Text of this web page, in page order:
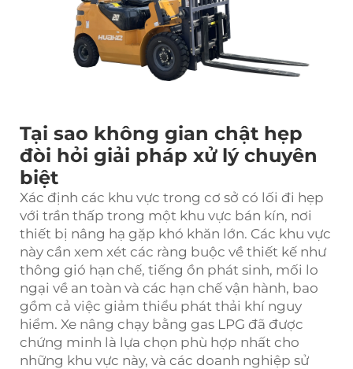
Tại sao không gian chật hẹp
đòi hỏi giải pháp xử lý chuyên
biệt
Xác định các khu vực trong cơ sở có lối đi hẹp
với trần thấp trong một khu vực bán kín, nơi
thiết bị nâng hạ gặp khó khăn lớn. Các khu vực
này cần xem xét các ràng buộc về thiết kế như
thông gió hạn chế, tiếng ồn phát sinh, mối lo
ngại về an toàn và các hạn chế vận hành, bao
gồm cả việc giảm thiểu phát thải khí nguy
hiểm. Xe nâng chạy bằng gas LPG đã được
chứng minh là lựa chọn phù hợp nhất cho
những khu vực này, và các doanh nghiệp sử